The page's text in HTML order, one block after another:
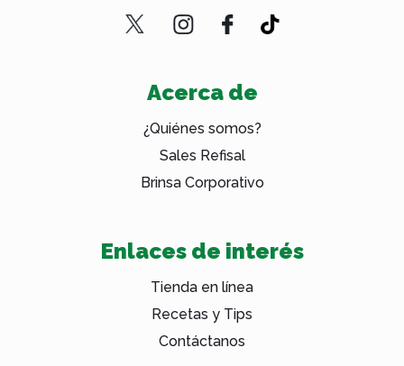
Acerca de
¿Quiénes somos?
Sales Refisal
Brinsa Corporativo
Enlaces de interés
Tienda en línea
Recetas y Tips
Contáctanos